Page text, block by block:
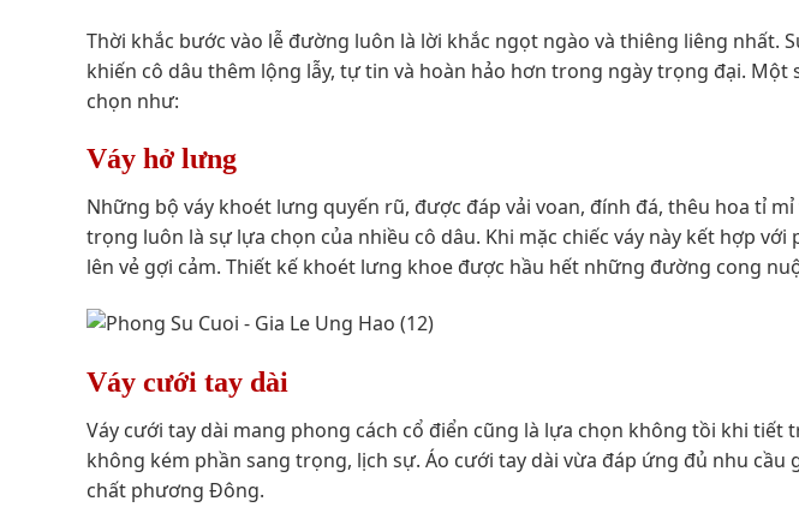
Thời khắc bước vào lễ đường luôn là lời khắc ngọt ngào và thiêng liêng nhất.
khiến cô dâu thêm lộng lẫy, tự tin và hoàn hảo hơn trong ngày trọng đại.
chọn như:
Váy hở lưng
Những bộ váy khoét lưng quyến rũ, được đáp vải voan, đính đá, thêu hoa tỉ
trọng luôn là sự lựa chọn của nhiều cô dâu. Khi mặc chiếc váy này kết hợp
lên vẻ gợi cảm. Thiết kế khoét lưng khoe được hầu hết những đường cong
Váy cưới tay dài
Váy cưới tay dài mang phong cách cổ điển cũng là lựa chọn không tồi khi tiết
không kém phần sang trọng, lịch sự. Áo cưới tay dài vừa đáp ứng đủ nhu cầu
chất phương Đông.